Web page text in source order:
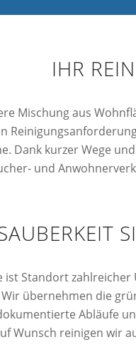
IHR
Mischung aus
Dank kurzer Wege
und
ist Standort
übernehmen die
Abläufe
Wunsch reinigen wir